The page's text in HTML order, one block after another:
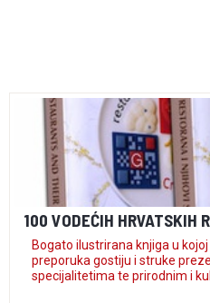
100 VODEĆIH HRVATSKIH
Bogato ilustrirana knjiga u
preporuka gostiju i struke prezentirani skupa sa svojim
specijalitetima te prirodnim i